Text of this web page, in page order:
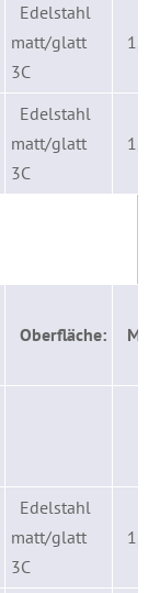
Edelstahl
matt/glatt
3C
1,0
Edelstahl
matt/glatt
3C
1,0
Oberfläche:
Edelstahl
matt/glatt
3C
1,0